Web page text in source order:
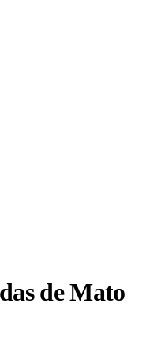
de Mato